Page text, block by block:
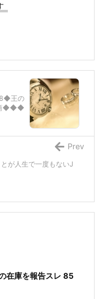
王の
◆◆◆
が人生で一度もないJ
Prev
在庫を報告スレ 85